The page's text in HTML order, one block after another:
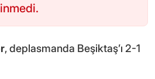
, deplasmanda Beşiktaş’ı 2-1